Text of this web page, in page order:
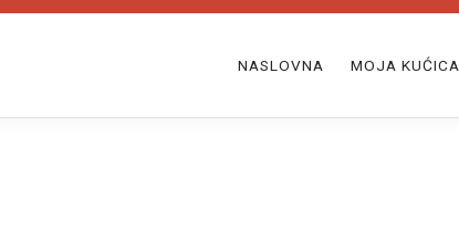
NASLOVNA MOJA KUĆICA